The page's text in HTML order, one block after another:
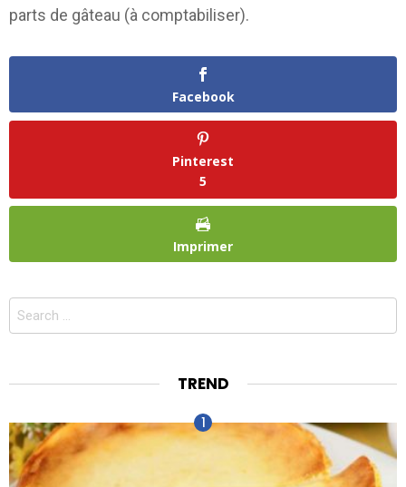
parts de gâteau (à comptabiliser).
Facebook
Pinterest
5
Imprimer
Search
TREND